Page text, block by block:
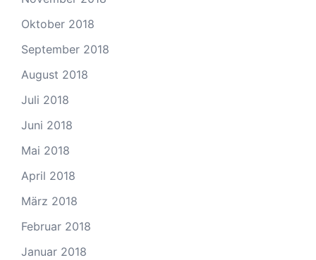
Oktober 2018
September 2018
August 2018
Juli 2018
Juni 2018
Mai 2018
April 2018
März 2018
Februar 2018
Januar 2018